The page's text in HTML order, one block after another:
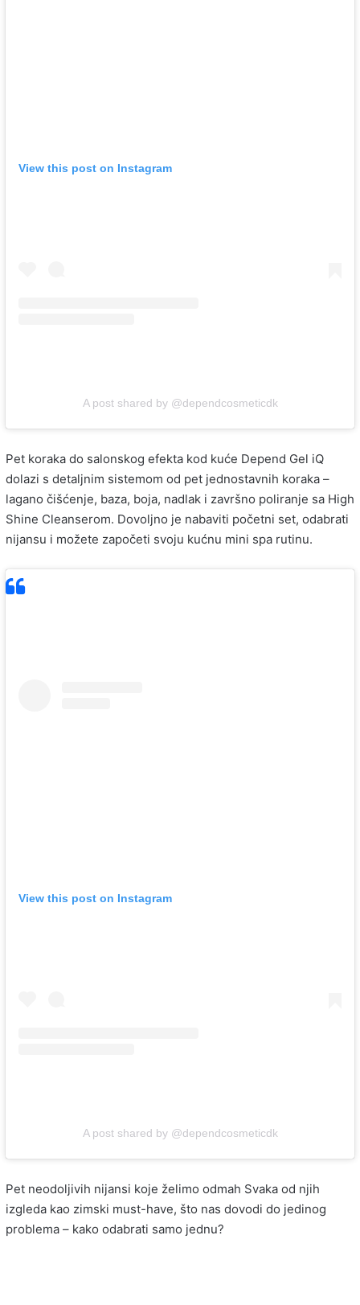
View this post on Instagram
A post shared by @dependcosmeticdk
Pet koraka do salonskog efekta kod kuće Depend Gel iQ
dolazi s detaljnim sistemom od pet jednostavnih koraka –
lagano čišćenje, baza, boja, nadlak i završno poliranje sa High
Shine Cleanserom. Dovoljno je nabaviti početni set, odabrati
nijansu i možete započeti svoju kućnu mini spa rutinu.
View this post on Instagram
A post shared by @dependcosmeticdk
Pet neodoljivih nijansi koje želimo odmah Svaka od njih
izgleda kao zimski must-have, što nas dovodi do jedinog
problema – kako odabrati samo jednu?